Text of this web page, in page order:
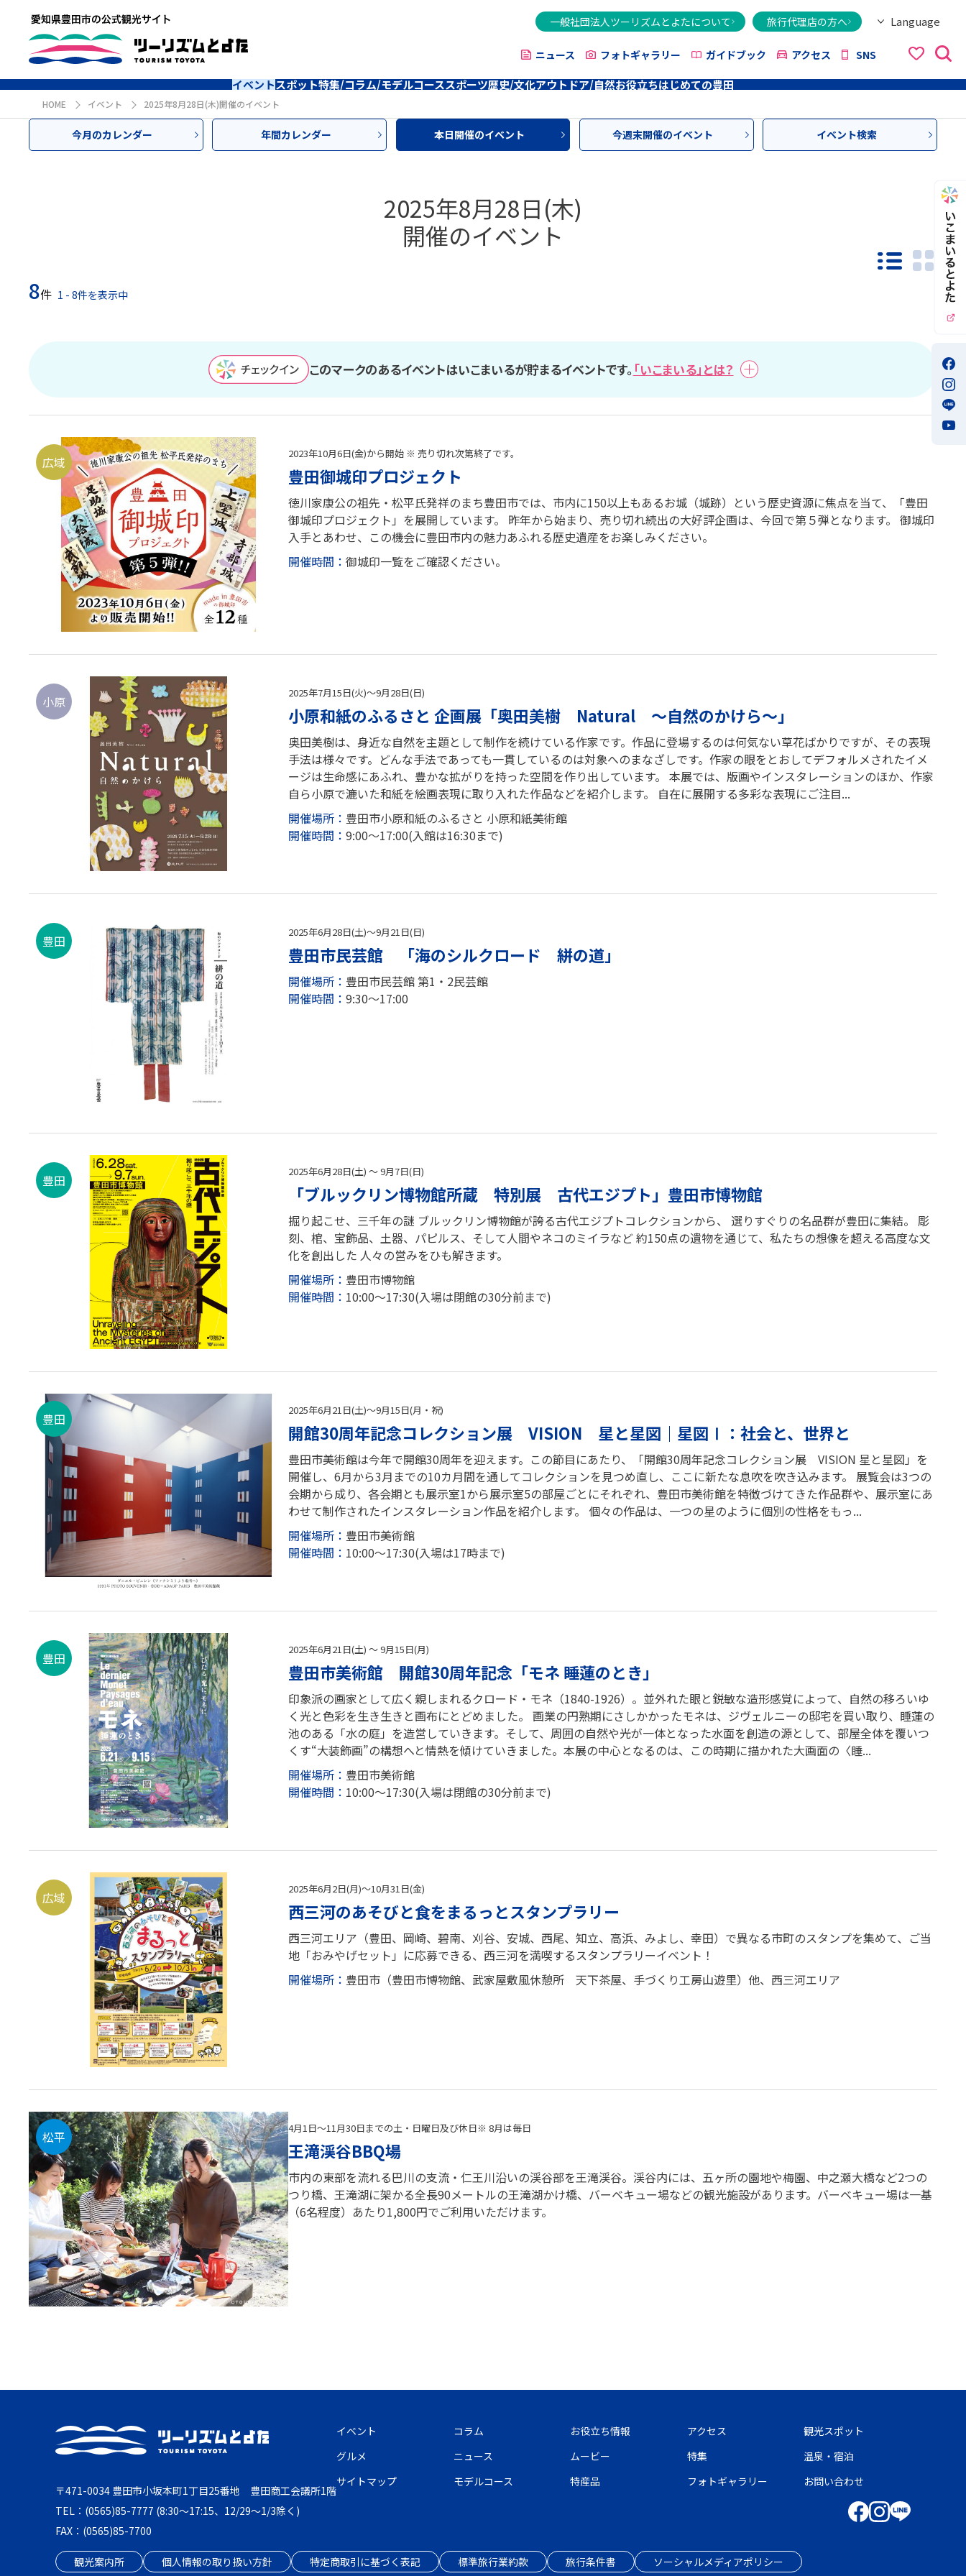
一般社団法人ツーリズムとよたについて 旅行代理店の方へ
Language
ქართული
ニュース フォトギャラリー ガイドブック アクセス SNS
イベントスポット特集/コラム/モデルコーススポーツ歴史/文化アウトドア/自然お役立ちはじめての豊田
HOME イベント 2025年8月28日(木)開催のイベント
今月のカレンダー 年間カレンダー 本日開催のイベント 今週末開催のイベント イベント検索
2025年8月28日(木)
開催のイベント
8件 1 - 8件を表示中
一覧モード
このマークのあるイベントはいこまいるが貯まるイベントです。 「いこまいる」とは？
広域
2023年10月6日(金)から開始 ※ 売り切れ次第終了です。
豊田御城印プロジェクト
徳川家康公の祖先・松平氏発祥のまち豊田市では、市内に150以上もあるお城（城跡）という歴史資源に焦点を当て、「豊田
御城印プロジェクト」を展開しています。 昨年から始まり、売り切れ続出の大好評企画は、今回で第５弾となります。 御城印
入手とあわせ、この機会に豊田市内の魅力あふれる歴史遺産をお楽しみください。
開催時間：御城印一覧をご確認ください。
小原
2025年7月15日(火)～9月28日(日)
小原和紙のふるさと 企画展「奥田美樹 Natural ～自然のかけら～」
奥田美樹は、身近な自然を主題として制作を続けている作家です。作品に登場するのは何気ない草花ばかりですが、その表現
手法は様々です。どんな手法であっても一貫しているのは対象へのまなざしです。作家の眼をとおしてデフォルメされたイメ
ージは生命感にあふれ、豊かな拡がりを持った空間を作り出しています。 本展では、版画やインスタレーションのほか、作家
自ら小原で漉いた和紙を絵画表現に取り入れた作品などを紹介します。 自在に展開する多彩な表現にご注目...
開催場所： 豊田市小原和紙のふるさと 小原和紙美術館
開催時間：9:00～17:00(入館は16:30まで)
豊田
2025年6月28日(土)～9月21日(日)
豊田市民芸館 「海のシルクロード 絣の道」
開催場所： 豊田市民芸館 第1・2民芸館
開催時間：9:30～17:00
豊田
2025年6月28日(土) ～ 9月7日(日)
「ブルックリン博物館所蔵 特別展 古代エジプト」豊田市博物館
掘り起こせ、三千年の謎 ブルックリン博物館が誇る古代エジプトコレクションから、 選りすぐりの名品群が豊田に集結。 彫
刻、棺、宝飾品、土器、パピルス、そして人間やネコのミイラなど 約150点の遺物を通じて、私たちの想像を超える高度な文
化を創出した 人々の営みをひも解きます。
開催場所： 豊田市博物館
開催時間： 10:00～17:30(入場は閉館の30分前まで)
豊田
2025年6月21日(土)～9月15日(月・祝)
開館30周年記念コレクション展 VISION 星と星図｜星図Ⅰ：社会と、世界と
豊田市美術館は今年で開館30周年を迎えます。この節目にあたり、「開館30周年記念コレクション展 VISION 星と星図」を
開催し、6月から3月までの10カ月間を通してコレクションを見つめ直し、ここに新たな息吹を吹き込みます。 展覧会は3つの
会期から成り、各会期とも展示室1から展示室5の部屋ごとにそれぞれ、豊田市美術館を特徴づけてきた作品群や、展示室にあ
わせて制作されたインスタレーション作品を紹介します。 個々の作品は、一つの星のように個別の性格をもっ...
開催場所： 豊田市美術館
開催時間： 10:00～17:30(入場は17時まで)
豊田
2025年6月21日(土) ～ 9月15日(月)
豊田市美術館 開館30周年記念「モネ 睡蓮のとき」
印象派の画家として広く親しまれるクロード・モネ（1840-1926）。並外れた眼と鋭敏な造形感覚によって、自然の移ろいゆ
く光と色彩を生き生きと画布にとどめました。 画業の円熟期にさしかかったモネは、ジヴェルニーの邸宅を買い取り、睡蓮の
池のある「水の庭」を造営していきます。そして、周囲の自然や光が一体となった水面を創造の源として、部屋全体を覆いつ
くす“大装飾画”の構想へと情熱を傾けていきました。本展の中心となるのは、この時期に描かれた大画面の〈睡...
開催場所： 豊田市美術館
開催時間： 10:00～17:30(入場は閉館の30分前まで)
広域
2025年6月2日(月)～10月31日(金)
西三河のあそびと食をまるっとスタンプラリー
西三河エリア（豊田、岡崎、碧南、刈谷、安城、西尾、知立、高浜、みよし、幸田）で異なる市町のスタンプを集めて、ご当
地「おみやげセット」に応募できる、西三河を満喫するスタンプラリーイベント！
開催場所： 豊田市（豊田市博物館、武家屋敷風休憩所 天下茶屋、手づくり工房山遊里）他、西三河エリア
松平
4月1日～11月30日までの土・日曜日及び休日※ 8月は毎日
王滝渓谷BBQ場
市内の東部を流れる巴川の支流・仁王川沿いの渓谷部を王滝渓谷。渓谷内には、五ヶ所の園地や梅園、中之瀬大橋など2つの
つり橋、王滝湖に架かる全長90メートルの王滝湖かけ橋、バーベキュー場などの観光施設があります。バーベキュー場は一基
（6名程度）あたり1,800円でご利用いただけます。
〒471-0034 豊田市小坂本町1丁目25番地 豊田商工会議所1階
TEL：(0565)85-7777 (8:30～17:15、12/29～1/3除く)
FAX：(0565)85-7700
イベント コラム お役立ち情報 アクセス
観光スポット
グルメ
ニュース ムービー 特集
温泉・宿泊
サイトマップ
モデルコース 特産品 フォトギャラリー お問い合わせ
観光案内所 個人情報の取り扱い方針 特定商取引に基づく表記 標準旅行業約款 旅行条件書 ソーシャルメディアポリシー